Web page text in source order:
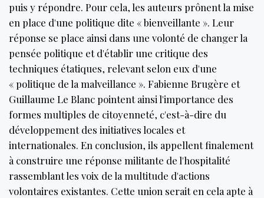
puis y répondre. Pour cela, les auteurs prônent la mise
en place d'une politique dite « bienveillante ». Leur
réponse se place ainsi dans une volonté de changer la
pensée politique et d'établir une critique des
techniques étatiques, relevant selon eux d'une
« politique de la malveillance ». Fabienne Brugère et
Guillaume Le Blanc pointent ainsi l'importance des
formes multiples de citoyenneté, c'est-à-dire du
développement des initiatives locales et
internationales. En conclusion, ils appellent finalement
à construire une réponse militante de l'hospitalité
rassemblant les voix de la multitude d'actions
volontaires existantes. Cette union serait en cela apte à